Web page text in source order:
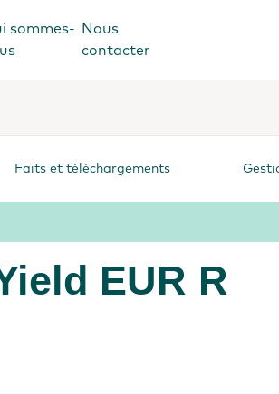
sommes-
Nous
contacter
Faits et téléchargements
EUR R